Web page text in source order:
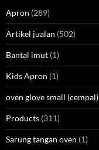
Apron (289)
Artikel jualan (502)
Bantal imut (1)
Kids Apron (1)
oven glove small (cempal)
Products (311)
Sarung tangan oven (1)